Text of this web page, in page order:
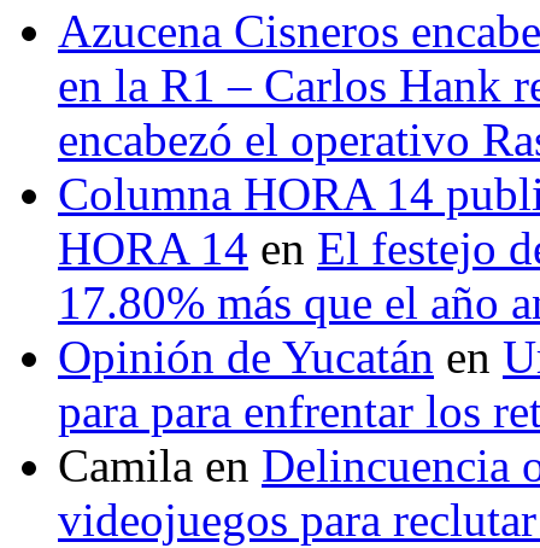
Azucena Cisneros
en la R1 – Carlos Hank
encabezó el operativo
Columna HORA 14
HORA 14 en El festejo
17.80% más que el año
Opinión de Yucatán en
para para enfrentar los
Camila en Delincuencia
videojuegos para